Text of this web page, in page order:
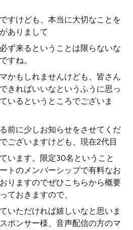
すけども、本当に大切なことを
ありまして
ず来るということは限らないな
すね。
かもしれませんけども、皆さん
きればいいなというふうに思っ
いるというところでございま
前に少しお知らせをさせてくだ
ございますけども、現在2代目
います。限定30名ということ
トのメンバーシップで有料なお
りますのでぜひこちらから概要
ておきますので、
いただければ嬉しいなと思いま
ポンサー様、音声配信の方のマ